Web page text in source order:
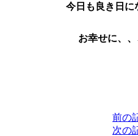
今日も良き日に
お幸せに、、
前の
次の